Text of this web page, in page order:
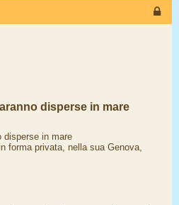
disperse in mare
disperse in mare
forma privata, nella sua Genova,